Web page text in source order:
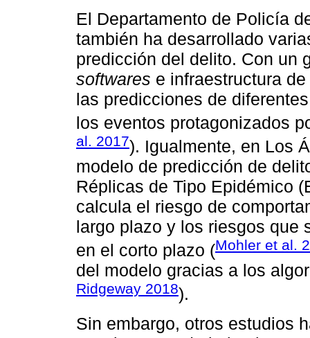
El Departamento de Policía
también ha desarrollado
predicción del delito. Con un
softwares e infraestructura
las predicciones de
los eventos protagonizados
al. 2017). Igualmente, en Los
modelo de predicción de
Réplicas de Tipo Epidémico
calcula el riesgo de
largo plazo y los riesgos que
en el corto plazo (Mohler et al.
del modelo gracias a los
Ridgeway 2018).
Sin embargo, otros estudios